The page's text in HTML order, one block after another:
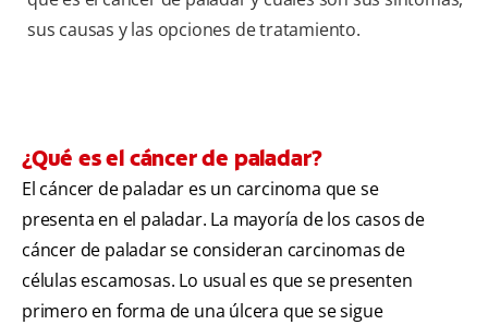
sus causas y las opciones de tratamiento.
¿Qué es el cáncer de paladar?
El cáncer de paladar es un carcinoma que se
presenta en el paladar. La mayoría de los casos de
cáncer de paladar se consideran carcinomas de
células escamosas. Lo usual es que se presenten
primero en forma de una úlcera que se sigue